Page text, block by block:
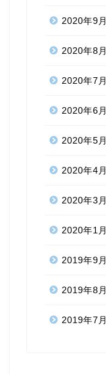
2020年9月
2020年8月
2020年7月
2020年6月
2020年5月
2020年4月
2020年3月
2020年1月
2019年9月
2019年8月
2019年7月